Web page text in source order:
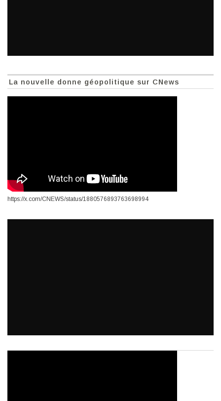
La nouvelle donne géopolitique sur CNews
https://x.com/CNEWS/status/1880576893763698994